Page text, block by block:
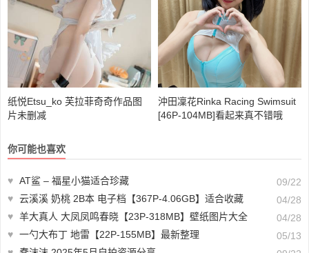
纸悦Etsu_ko 芙拉菲奇奇作品图
片未删减
沖田凜花Rinka Racing Swimsuit
[46P-104MB]看起来真不错哦
你可能也喜欢
♥ AT鲨 – 福星小猫适合珍藏
09/22
♥ 云溪溪 奶桃 2B本 电子档【367P-4.06GB】适合收藏
04/28
♥ 羊大真人 大凤凤鸣春晓【23P-318MB】壁纸图片大全
04/28
♥ 一勺大布丁 地雷【22P-155MB】最新整理
05/13